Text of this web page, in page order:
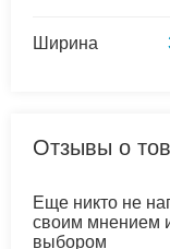
Ширина
Отзывы о
Еще никто не
своим мнением
выбором